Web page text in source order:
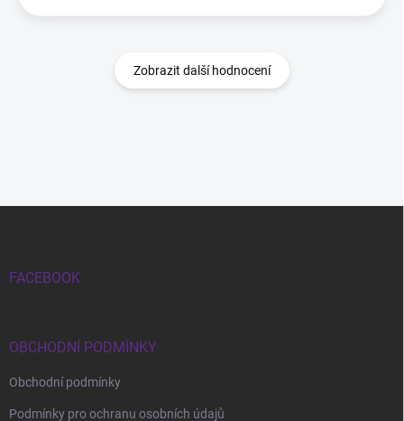
Zobrazit další hodnocení
FACEBOOK
OBCHODNÍ PODMÍNKY
Obchodní podmínky
Podmínky pro ochranu osobních údajů